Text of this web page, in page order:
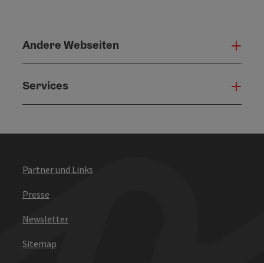
Andere Webseiten
Services
Partner und Links
Presse
Newsletter
Sitemap